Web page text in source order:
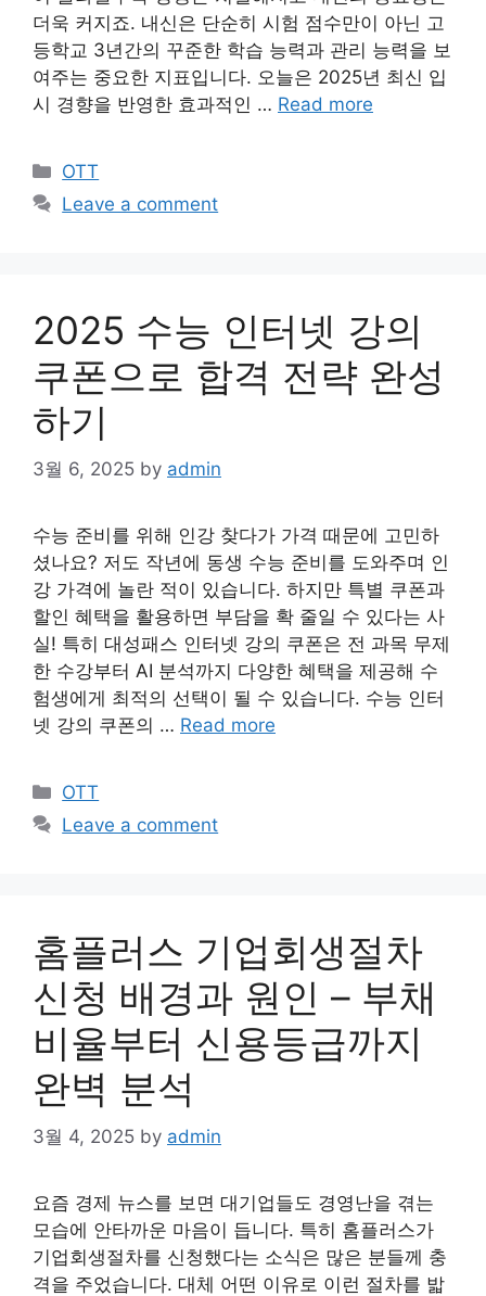
더욱 커지죠. 내신은 단순히 시험 점수만이 아닌 고
등학교 3년간의 꾸준한 학습 능력과 관리 능력을 보
여주는 중요한 지표입니다. 오늘은 2025년 최신 입
시 경향을 반영한 효과적인 … Read more
Categories
OTT
Leave a comment
2025 수능 인터넷 강의
쿠폰으로 합격 전략 완성
하기
3월 6, 2025 by admin
수능 준비를 위해 인강 찾다가 가격 때문에 고민하
셨나요? 저도 작년에 동생 수능 준비를 도와주며 인
강 가격에 놀란 적이 있습니다. 하지만 특별 쿠폰과
할인 혜택을 활용하면 부담을 확 줄일 수 있다는 사
실! 특히 대성패스 인터넷 강의 쿠폰은 전 과목 무제
한 수강부터 AI 분석까지 다양한 혜택을 제공해 수
험생에게 최적의 선택이 될 수 있습니다. 수능 인터
넷 강의 쿠폰의 … Read more
Categories
OTT
Leave a comment
홈플러스 기업회생절차
신청 배경과 원인 – 부채
비율부터 신용등급까지
완벽 분석
3월 4, 2025 by admin
요즘 경제 뉴스를 보면 대기업들도 경영난을 겪는
모습에 안타까운 마음이 듭니다. 특히 홈플러스가
기업회생절차를 신청했다는 소식은 많은 분들께 충
격을 주었습니다. 대체 어떤 이유로 이런 절차를 밟